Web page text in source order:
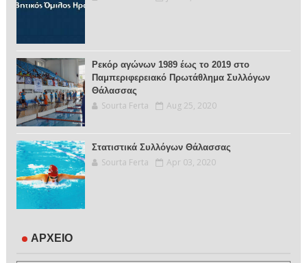
Ρεκόρ αγώνων 1989 έως το 2019 στο
Παμπεριφερειακό Πρωτάθλημα Συλλόγων
Θάλασσας
Sourta Ferta Aug 25, 2020
Στατιστικά Συλλόγων Θάλασσας
Sourta Ferta Apr 03, 2020
ΑΡΧΕΙΟ